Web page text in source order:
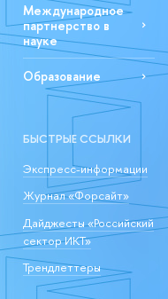
Международное
партнерство в
науке
Образование
БЫСТРЫЕ ССЫЛКИ
Экспресс-информации
Журнал «Форсайт»
Дайджесты «Российский
сектор ИКТ»
Трендлеттеры